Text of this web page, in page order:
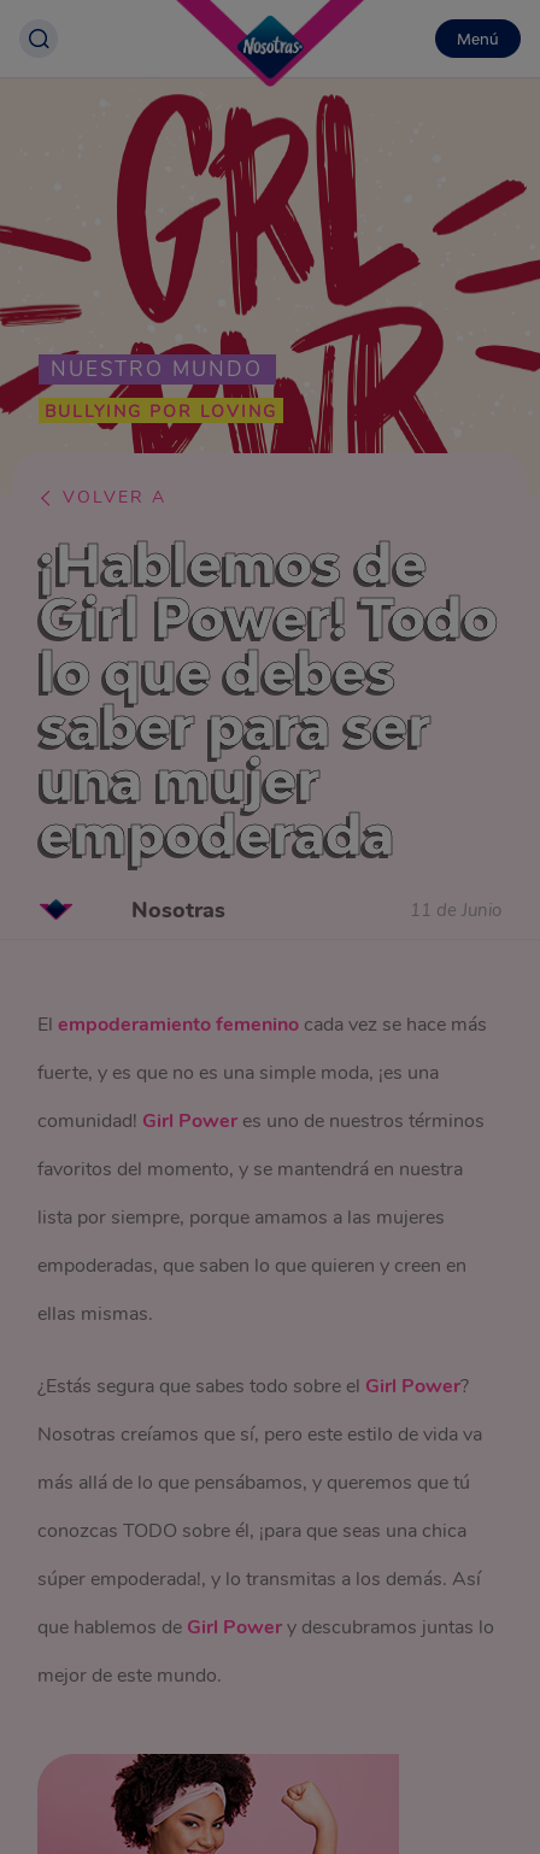
Menú
NUESTRO MUNDO
BULLYING POR LOVING
VOLVER A
¡Hablemos de
Girl Power! Todo
lo que debes
saber para ser
una mujer
empoderada
Nosotras 11 de Junio
Elempoderamiento femenino cada vez se hace más
fuerte, y es que no es una simple moda, ¡es una
comunidad! Girl Power es uno de nuestros términos
favoritos del momento, y se mantendrá en nuestra
lista por siempre, porque amamos a las mujeres
empoderadas, que saben lo que quieren y creen en
ellas mismas.
¿Estás segura que sabes todo sobre el Girl Power?
Nosotras creíamos que sí, pero este estilo de vida va
más allá de lo que pensábamos, y queremos que tú
conozcas TODO sobre él, ¡para que seas una chica
súper empoderada!, y lo transmitas a los demás. Así
que hablemos de Girl Powery descubramos juntas lo
mejor de este mundo.